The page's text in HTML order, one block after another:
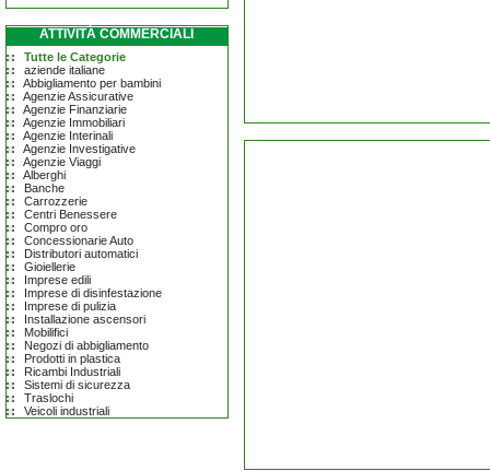
ATTIVITÀ COMMERCIALI
Tutte le Categorie
aziende italiane
Abbigliamento per bambini
Agenzie Assicurative
Agenzie Finanziarie
Agenzie Immobiliari
Agenzie Interinali
Agenzie Investigative
Agenzie Viaggi
Alberghi
Banche
Carrozzerie
Centri Benessere
Compro oro
Concessionarie Auto
Distributori automatici
Gioiellerie
Imprese edili
Imprese di disinfestazione
Imprese di pulizia
Installazione ascensori
Mobilifici
Negozi di abbigliamento
Prodotti in plastica
Ricambi Industriali
Sistemi di sicurezza
Traslochi
Veicoli industriali